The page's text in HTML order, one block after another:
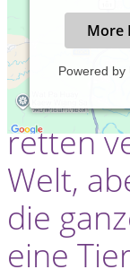
More
Powered by
Ein
retten
Welt,
die
eine